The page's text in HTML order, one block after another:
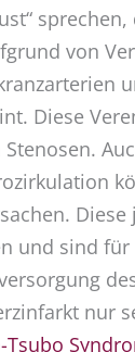
von
Diese
und sind
nur
Tsubo